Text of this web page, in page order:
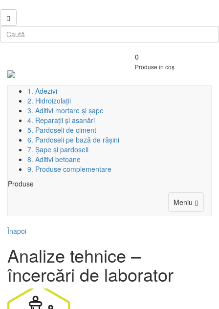
0
Produse în coș
1. Adezivi
2. Hidroizolații
3. Aditivi mortare și șape
4. Reparații și asanări
5. Pardoseli de ciment
6. Pardoseli pe bază de rășini
7. Șape și pardoseli
8. Aditivi betoane
9. Produse complementare
Produse
Meniu Toggle
Înapoi
Analize tehnice –
încercări de laborator